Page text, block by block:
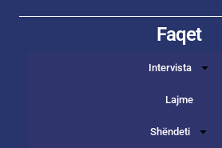
Faqet
Intervista
Lajme
Shëndeti